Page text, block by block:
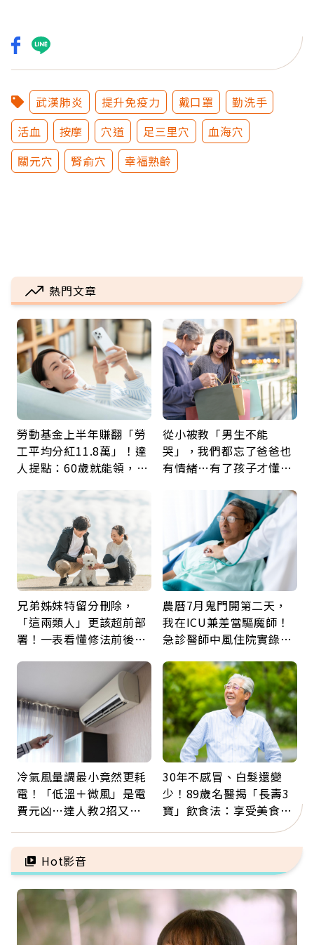
武漢肺炎 提升免疫力 戴口罩
勤洗手
活血
按摩 穴道 足三里穴
血海穴
關元穴
腎俞穴 幸福熟齡
熱門文章
勞動基金上半年賺翻「勞
工平均分紅11.8萬」！達
人提點：60歲就能領，重
從小被教「男生不能
哭」，我們都忘了爸爸也
有情緒…有了孩子才懂：
兄弟姊妹特留分刪除，
「這兩類人」更該超前部
署！一表看懂修法前後差
農曆7月鬼門開第二天，
我在ICU兼差當驅魔師！
急診醫師中風住院實錄：
冷氣風量調最小竟然更耗
電！「低溫＋微風」是電
費元凶…達人教2招又涼
30年不感冒、白髮還變
少！89歲名醫揭「長壽3
寶」飲食法：享受美食不
忌口，偶爾也該吃點肉
Hot影音